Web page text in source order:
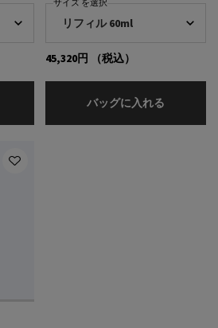
オーグメンテッド スキン アイクリーム
サイズ を選択
45,320円 （税込）
バッグに入れる